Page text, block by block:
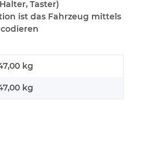
Taster)
ist das Fahrzeug mittels
kg
kg